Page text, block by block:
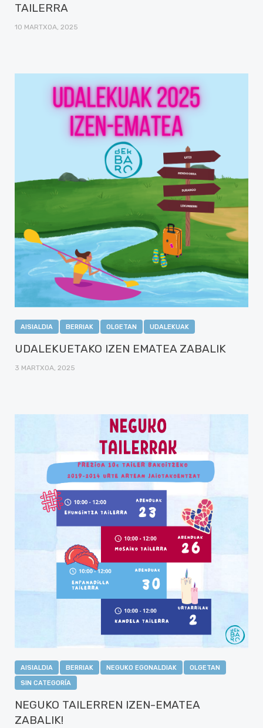
TAILERRA
10 MARTXOA, 2025
AISIALDIA BERRIAK OLGETAN UDALEKUAK
UDALEKUETAKO IZEN EMATEA ZABALIK
3 MARTXOA, 2025
AISIALDIA BERRIAK NEGUKO EGONALDIAK
OLGETAN
SIN CATEGORÍA
NEGUKO TAILERREN IZEN-EMATEA
ZABALIK!